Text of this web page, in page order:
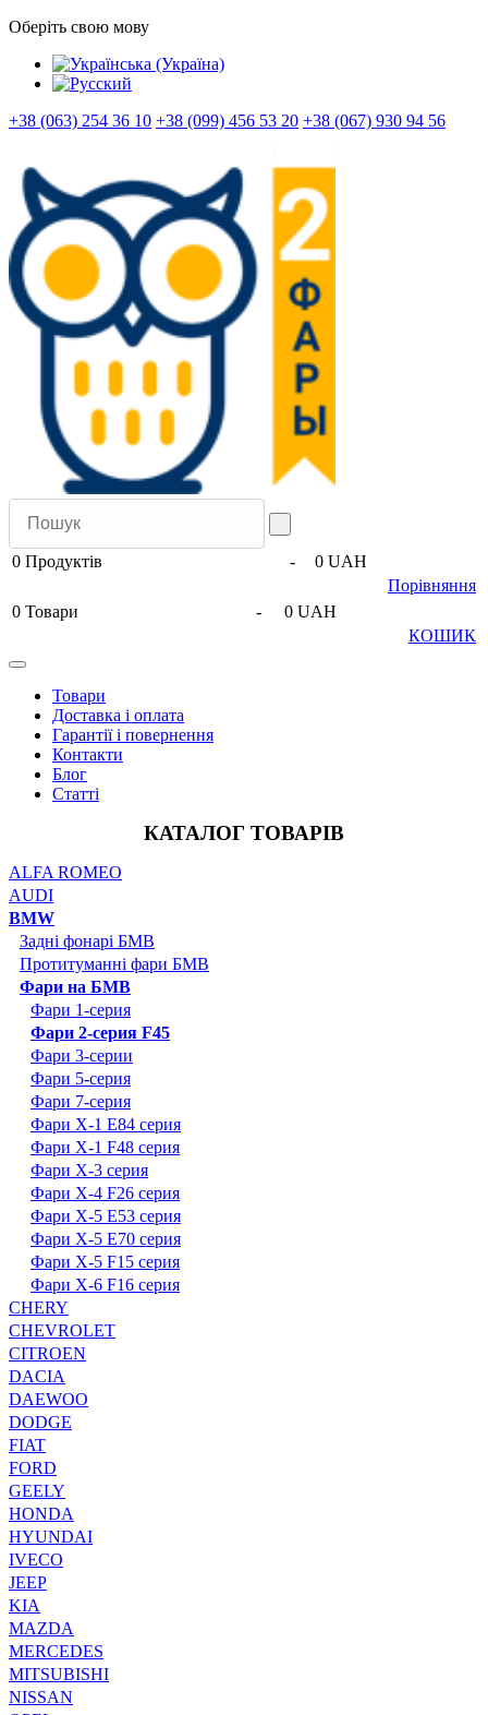
Оберіть свою мову
+38 (063) 254 36 10 +38 (099) 456 53 20 +38 (067) 930 94 56
0 Продуктів -
0 UAH
Порівняння
0 Товари -
0 UAH
КОШИК
Товари
Доставка і оплата
Гарантії і повернення
Контакти
Блог
Статті
КАТАЛОГ ТОВАРІВ
ALFA ROMEO
AUDI
BMW
Задні фонарі БМВ
Протитуманні фари БМВ
Фари на БМВ
Фари 1-серия
Фари 2-серия F45
Фари 3-серии
Фари 5-серия
Фари 7-серия
Фари X-1 E84 серия
Фари X-1 F48 серия
Фари X-3 серия
Фари X-4 F26 серия
Фари X-5 E53 серия
Фари X-5 E70 серия
Фари X-5 F15 серия
Фари X-6 F16 серия
CHERY
CHEVROLET
CITROEN
DACIA
DAEWOO
DODGE
FIAT
FORD
GEELY
HONDA
HYUNDAI
IVECO
JEEP
KIA
MAZDA
MERCEDES
MITSUBISHI
NISSAN